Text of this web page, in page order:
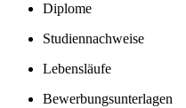
Diplome
Studiennachweise
Lebensläufe
Bewerbungsunterlagen